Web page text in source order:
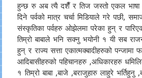
हुन्छ रु अब त्यै दशैँ र तिज जस्तो एकल भाषा
दिने पर्वको मात्र चर्चा मिडियाले गरे पछी,
संस्कृतिका पर्वहरु ओझेलमा परेका हुन् र
तिम्रो बाबाले भनि सक्नु भयोनी १ यी सब
हुन् र राज्य सत्ता एकात्मक्बादीहरुको पन्जामा
आदिबासीहरुको पहिचानहरु ,अधिकारहरु
१ तिम्रो बाबा ,बाजे ,बराजुहारु लाहुरे